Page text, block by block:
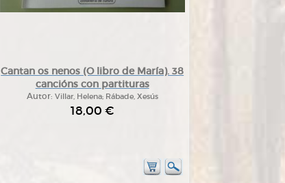
Cantan os nenos (O libro de María). 38
cancións con partituras
Autor: Villar, Helena; Rábade, Xesús
18,00 €